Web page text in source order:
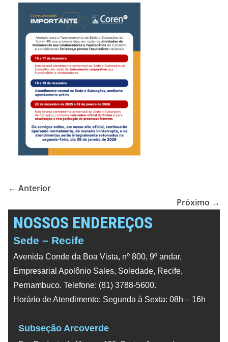
← Anterior
Próximo →
NOSSOS ENDEREÇOS
Sede – Recife
Avenida Conde da Boa Vista, nº 800, 9º andar,
Empresarial Apolônio Sales, Soledade, Recife,
Pernambuco. Telefone: (81) 3788-5600.
Horário de Atendimento: Segunda à Sexta: 08h – 16h
Subseção Arcoverde